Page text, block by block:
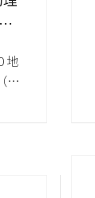
地
輔